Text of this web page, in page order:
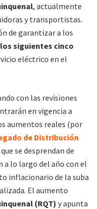
, actualmente
y transportistas.
de garantizar a los
siguientes cinco
eléctrico en el
con las revisiones
en vigencia a
aumentos reales (por
de Distribución
que se desprendan de
a lo largo del año con el
inflacionario de la suba
El aumento
(RQT) y apunta